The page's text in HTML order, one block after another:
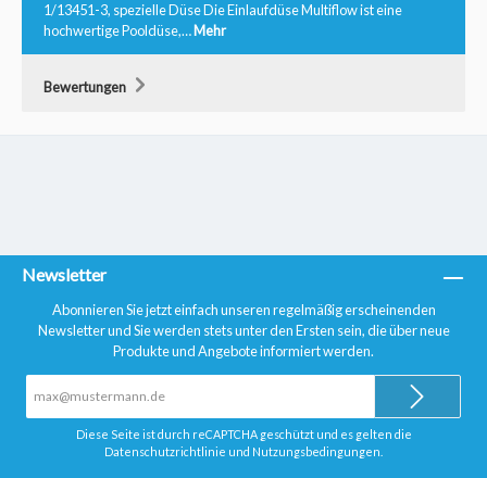
1/13451-3, spezielle Düse Die Einlaufdüse Multiflow ist eine
hochwertige Pooldüse,…Mehr
Bewertungen
Newsletter
Abonnieren Sie jetzt einfach unseren regelmäßig erscheinenden
Newsletter und Sie werden stets unter den Ersten sein, die über neue
Produkte und Angebote informiert werden.
Adresse*
Diese Seite ist durch reCAPTCHA geschützt und es gelten die
Datenschutzrichtlinie und Nutzungsbedingungen